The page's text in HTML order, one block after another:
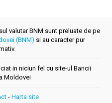
valutar BNM sunt preluate de pe
(BNM) si au caracter pur
in niciun fel cu site-ul Bancii
Moldovei
- Harta site